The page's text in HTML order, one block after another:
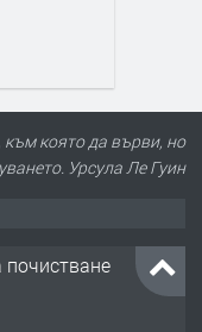
която да върви, но
Урсула Ле Гуин